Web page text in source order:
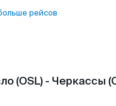
рейсов
(OSL) - Черкассы